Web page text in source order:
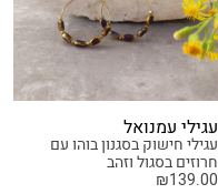
עגילי עמנואל
עגילי חישוק בסגנון בוהו עם
חרוזים בסגול וזהב
₪139.00